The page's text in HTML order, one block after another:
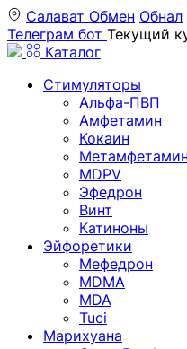
Салават Обмен Обнал
Телеграм бот Текущий
Каталог
Стимуляторы
Альфа-ПВП
Амфетамин
Кокаин
MDPV
Эфедрон
Винт
Катиноны
Эйфоретики
Мефедрон
MDMA
MDA
Tuci
Марихуана